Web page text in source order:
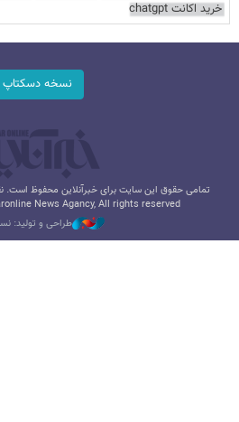
خرید اکانت chatgpt
نسخه دسکتاپ
تمامی حقوق این سایت برای خبرآنلاین محفوظ است.
News Agancy, All rights reserved
طراحی و تولید: